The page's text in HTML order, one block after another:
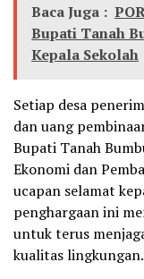
Baca Juga :
Bupati Tanah
Kepala Sekolah
Setiap desa
dan uang
Bupati Tanah
Ekonomi dan
ucapan selamat
penghargaan ini
untuk terus
kualitas lingkungan.